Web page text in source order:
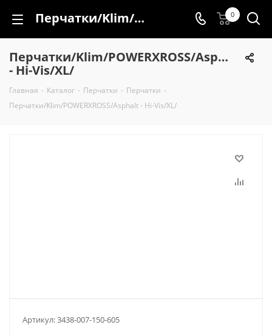
Перчатки/Klim/POWERXROSS/Asphalt - Hi-Vis/XL/ 0
Перчатки/Klim/POWERXROSS/Asphalt
- Hi-Vis/XL/
Главная - Каталог - Перчатки - Перчатки -
Перчатки/Klim/POWERXROSS/Asphalt - Hi-Vis/XL/
Артикул:3438-007-150-605